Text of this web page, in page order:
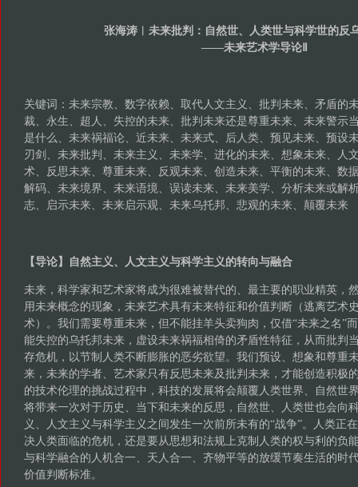
张海涛︱未来批判：自然世、人类世与科学世的反
——未来艺术学导论Ⅱ
关键词：未来宗教、数字依赖、取代人文主义、批判未来、矛盾的
裁、永生、超人、失控的未来、批判未来还是尊重未来、未来警示
是什么、未来祸福论、近未来、未来式、后人类、预见未来、预设
刃剑、未来批判、未来主义、未来学、进化的未来、想象未来、人
术、反思未来、尊重未来、反观未来、创造未来、平衡的未来、数
解码、未来境界、未来语境、误读未来、未来美学、分析未来或解
志、启示未来、未来启示观、未来乌托邦、悲观的未来、颠覆未来
【导论】自然主义、人文主义与科学主义的转向与融合
未来，科学家和艺术家将成为很难被替代的、最主要的职业精英，
用未来概念的现象，未来艺术具有未来特征和价值判断（逃离艺术
术）。我们需要尊重未来，但不能挂羊头卖狗肉，仅借“未来之名”
能失控的乌托邦未来，虚设未来祸福相倚的矛盾性特征，从而批判
存危机，以节制人类不断膨胀的恶劣欲望。我们预设、想象和尊重
来，未来的学者、艺术家只有反思未来及批判未来，才能创造积极
的技术伦理的挑战过程中，科技的发展将会颠覆人类世界、自然世
将带来一次对于历史、当下和未来的反思，自然世、人类世也会向
义、人文主义与科学主义之间发生一次前所未有的“战争”。人类正
决人类面临的危机，还是要从思想和法规上克制人类的权与利的负
与科学融合的人机合一、天人合一、齐物平等的放缓节奏生活的时
价值判断标准。